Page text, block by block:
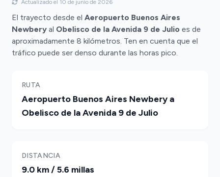
Actualizado el 10 de junio de 2026
El trayecto desde el Aeropuerto Buenos Aires
Newbery al Obelisco de la Avenida 9 de Julio es de
aproximadamente 8 kilómetros. Ten en cuenta que el
tráfico puede ser denso durante las horas pico.
RUTA
Aeropuerto Buenos Aires Newbery a
Obelisco de la Avenida 9 de Julio
DISTANCIA
9.0 km / 5.6 millas